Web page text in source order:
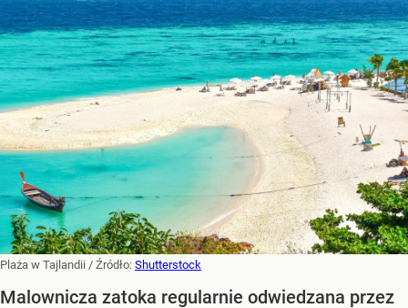
Plaża w Tajlandii / Źródło: Shutterstock
Malownicza zatoka regularnie odwiedzana przez